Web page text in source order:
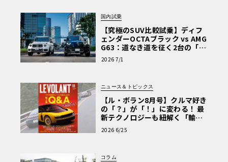
国内試乗
【究極のSUV比較試乗】ディフ
ェンダーOCTAブラック vs AMG
G63：道なき道を征く2台の「対
極的アプローチ」
2026 7/1
ニュース＆トピックス
【ル・ボラン8月号】クルマ好き
の「？」が「！」に変わる！ 最
新テクノロジーも紐解く「輸入
車Q&A」
2026 6/25
コラム